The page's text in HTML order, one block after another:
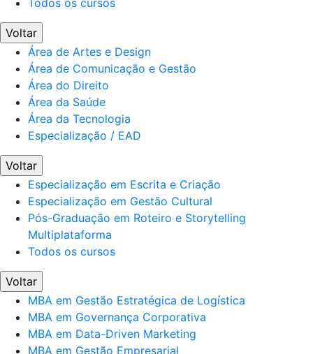
Todos os cursos
Voltar
Área de Artes e Design
Área de Comunicação e Gestão
Área do Direito
Área da Saúde
Área da Tecnologia
Especialização / EAD
Voltar
Especialização em Escrita e Criação
Especialização em Gestão Cultural
Pós-Graduação em Roteiro e Storytelling
Multiplataforma
Todos os cursos
Voltar
MBA em Gestão Estratégica de Logística
MBA em Governança Corporativa
MBA em Data-Driven Marketing
MBA em Gestão Empresarial